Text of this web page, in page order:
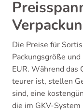
Die Preise für
Packungsgröße
EUR. Während das
teurer ist, stellen
sind, eine
die im GKV-